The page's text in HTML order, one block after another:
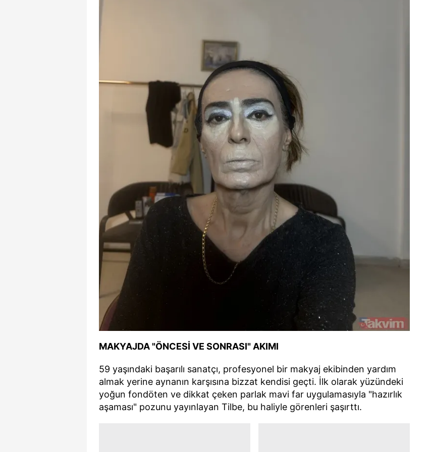
MAKYAJDA "ÖNCESİ VE SONRASI" AKIMI
59 yaşındaki başarılı sanatçı, profesyonel bir makyaj ekibinden yardım
almak yerine aynanın karşısına bizzat kendisi geçti. İlk olarak yüzündeki
yoğun fondöten ve dikkat çeken parlak mavi far uygulamasıyla "hazırlık
aşaması" pozunu yayınlayan Tilbe, bu haliyle görenleri şaşırttı.